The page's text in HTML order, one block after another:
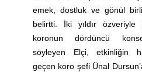
emek, dostluk ve gönül
belirtti. İki yıldır özveriyle
koronun dördüncü
söyleyen Elçi, etkinliğin
geçen koro şefi Ünal